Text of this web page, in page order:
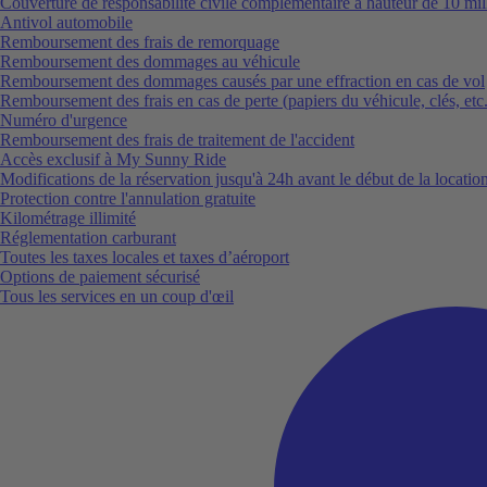
Antivol automobile
Remboursement des frais de remorquage
Remboursement des dommages au véhicule
Remboursement des dommages causés par une effraction en cas de vol
Remboursement des frais en cas de perte (papiers du véhicule, clés,
Numéro d'urgence
Remboursement des frais de traitement de l'accident
Accès exclusif à My Sunny Ride
Modifications de la réservation jusqu'à 24h avant le début de la location
Protection contre l'annulation gratuite
Kilométrage illimité
Réglementation carburant
Toutes les taxes locales et taxes d’aéroport
Options de paiement sécurisé
Tous les services en un coup d'œil